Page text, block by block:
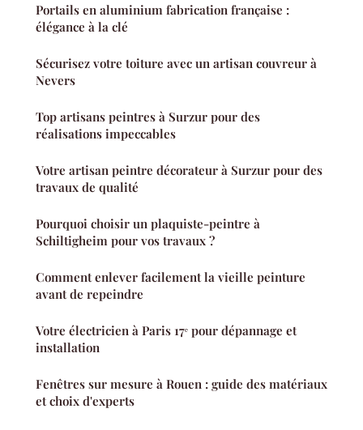
Portails en aluminium fabrication française :
élégance à la clé
Sécurisez votre toiture avec un artisan couvreur à
Nevers
Top artisans peintres à Surzur pour des
réalisations impeccables
Votre artisan peintre décorateur à Surzur pour des
travaux de qualité
Pourquoi choisir un plaquiste-peintre à
Schiltigheim pour vos travaux ?
Comment enlever facilement la vieille peinture
avant de repeindre
Votre électricien à Paris 17ᵉ pour dépannage et
installation
Fenêtres sur mesure à Rouen : guide des matériaux
et choix d'experts